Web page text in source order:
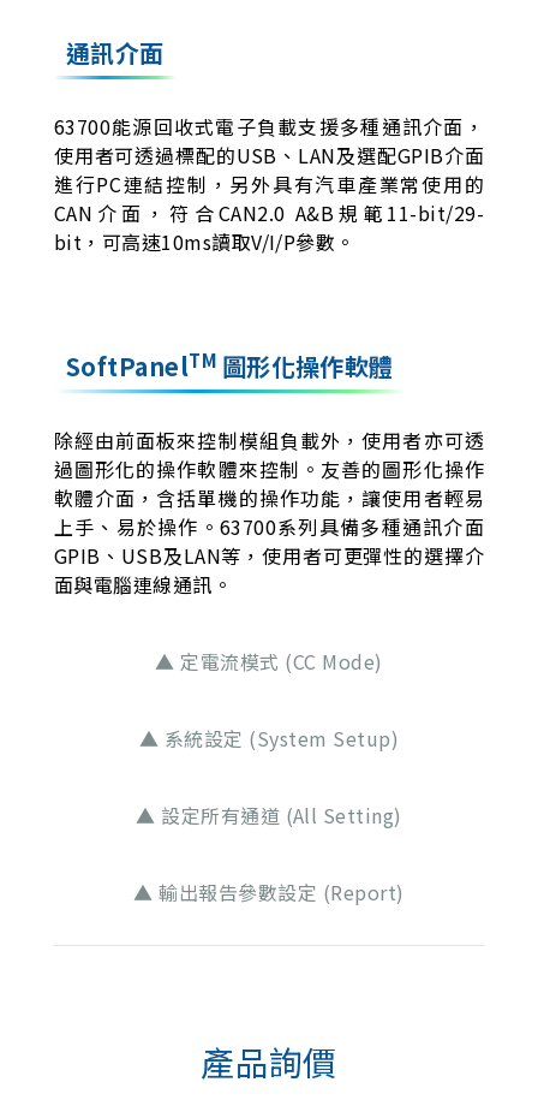
通訊介面
63700能源回收式電子負載支援多種通訊介面，
使用者可透過標配的USB、LAN及選配GPIB介面
進行PC連結控制，另外具有汽車產業常使用的
CAN介面，符合CAN2.0 A&B規範11-bit/29-
bit，可高速10ms讀取V/I/P參數。
SoftPanelTM 圖形化操作軟體
除經由前面板來控制模組負載外，使用者亦可透
過圖形化的操作軟體來控制。友善的圖形化操作
軟體介面，含括單機的操作功能，讓使用者輕易
上手、易於操作。63700系列具備多種通訊介面
GPIB、USB及LAN等，使用者可更彈性的選擇介
面與電腦連線通訊。
▲ 定電流模式 (CC Mode)
▲ 系統設定 (System Setup)
▲ 設定所有通道 (All Setting)
▲ 輸出報告參數設定 (Report)
產品詢價